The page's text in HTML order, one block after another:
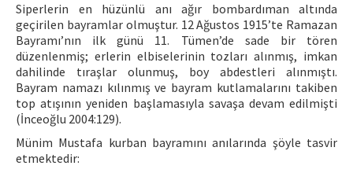
Siperlerin en hüzünlü anı ağır bombardıman altında
geçirilen bayramlar olmuştur. 12 Ağustos 1915’te Ramazan
Bayramı’nın ilk günü 11. Tümen’de sade bir tören
düzenlenmiş; erlerin elbiselerinin tozları alınmış, imkan
dahilinde tıraşlar olunmuş, boy abdestleri alınmıştı.
Bayram namazı kılınmış ve bayram kutlamalarını takiben
top atışının yeniden başlamasıyla savaşa devam edilmişti
(İnceoğlu 2004:129).
Münim Mustafa kurban bayramını anılarında şöyle tasvir
etmektedir: